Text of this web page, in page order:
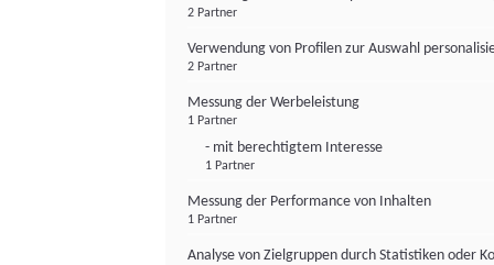
2 Partner
Verwendung von Profilen zur Auswahl
2 Partner
Messung der Werbeleistung
1 Partner
- mit berechtigtem Interesse
1 Partner
Messung der Performance von Inhalten
1 Partner
Analyse von Zielgruppen durch Statistiken oder